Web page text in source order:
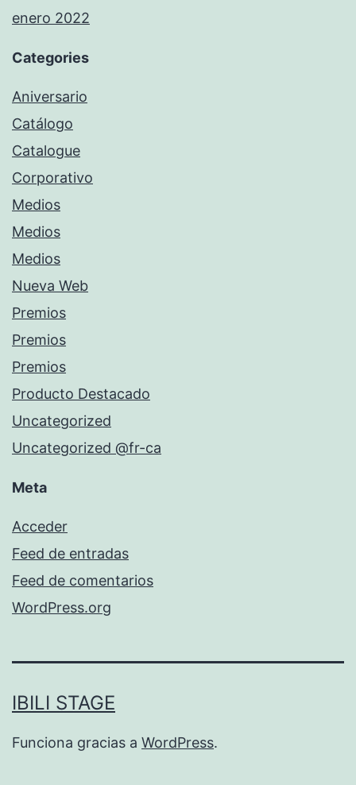
enero 2022
Categories
Aniversario
Catálogo
Catalogue
Corporativo
Medios
Medios
Medios
Nueva Web
Premios
Premios
Premios
Producto Destacado
Uncategorized
Uncategorized @fr-ca
Meta
Acceder
Feed de entradas
Feed de comentarios
WordPress.org
IBILI STAGE
Funciona gracias a WordPress.